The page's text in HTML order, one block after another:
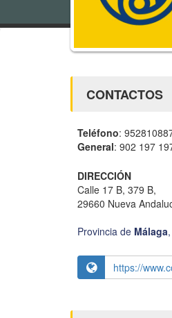
CONTACTOS
Teléfono:
General: 902 197
DIRECCIÓN
Calle 17 B, 379 B,
29660 Nueva
Provincia de Málaga,
https://